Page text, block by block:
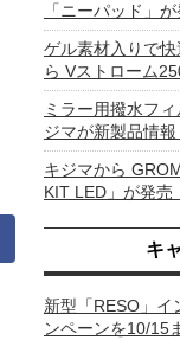
「ニーパッド」が
ゲル素材入りで
ら Vストローム
ミラー用撥水フ
ジマが新製品情
キジマから
KIT LED」が発売
キ
新型「RESO」イ
ンペーンを10/15